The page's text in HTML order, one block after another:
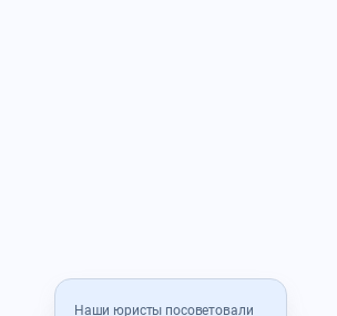
Наши юристы посоветовали